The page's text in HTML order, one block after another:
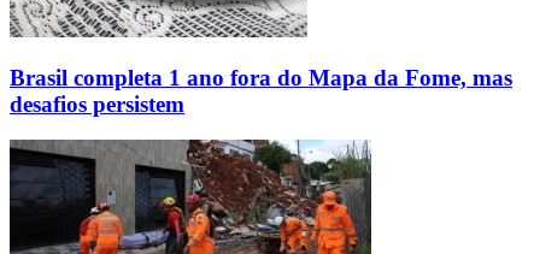
Brasil completa 1 ano fora do Mapa da Fome, mas
desafios persistem